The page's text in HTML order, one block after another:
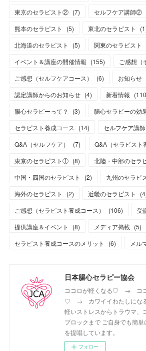
東京のセラピスト② (7) セルフケア講師②
熊本のセラピスト
(5) 東北のセラピスト (1
北海道のセラピスト
(5) 関東のセラピスト
イベント＆講座の開催情報 (155) ご感想（
ご感想（セルフケアコース）
(6) お知らせ
認定講師からのお知らせ (4) 新着情報 (
腸心セラピーって？
(3) 腸心セラピーの効
セラピスト養成コース
(14) セルフケア講師
Q&A（セルフケア）
(7) Q&A（セラピスト
東京のセラピスト① (8) 北陸・中部のセラ
中国・四国のセラピスト
(2) 九州のセラピ
海外のセラピスト
(2) 近畿のセラピスト (4
ご感想（セラピスト養成コース）
(106) 受
提供講座＆イベント
(8) メディア掲載 (5)
セラピスト養成コースのメリット
(6) メル
日本腸心セラピー協会
ココロが軽くなる♡ → ココ
♡ → カワイイわたしになる
軽いストレスからトラウマ、
ブロックまで ご自身でも簡
を提唱しています。
フォロー